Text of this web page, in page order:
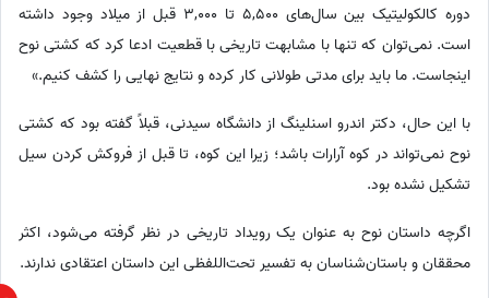
دوره کالکولیتیک بین سال‌های 5,500 تا 3,000 قبل از میلاد وجود داشته
است. نمی‌توان که تنها با مشابهت تاریخی با قطعیت ادعا کرد که کشتی نوح
اینجاست. ما باید برای مدتی طولانی کار کرده و نتایج نهایی را کشف کنیم.»
با این حال، دکتر اندرو اسنلینگ از دانشگاه سیدنی، قبلاً گفته بود که کشتی
نوح نمی‌تواند در کوه آرارات باشد؛ زیرا این کوه، تا قبل از فروکش کردن سیل
تشکیل نشده بود.
اگرچه داستان نوح به عنوان یک رویداد تاریخی در نظر گرفته می‌شود، اکثر
محققان و باستان‌شناسان به تفسیر تحت‌اللفظی این داستان اعتقادی ندارند.